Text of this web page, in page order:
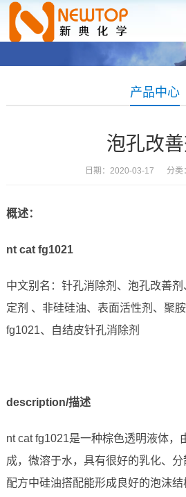
产品中心
泡孔改善
日期：2020-03-17 分类：
概述：
nt cat fg1021
中文别名：针孔消除剂、泡孔改善
定剂 、非硅硅油、表面活性剂、聚
fg1021、自结皮针孔消除剂
description/描述
nt cat fg1021是一种棕色透明液体，
成，微溶于水，具有很好的乳化、
配方中硅油搭配能形成良好的泡沫